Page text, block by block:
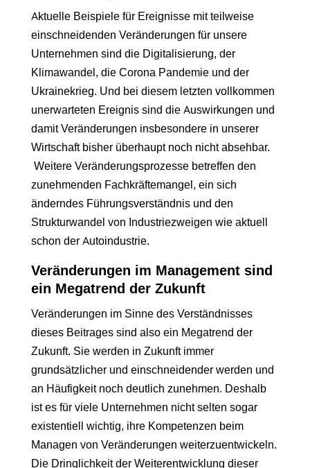
Aktuelle Beispiele für Ereignisse mit teilweise
einschneidenden Veränderungen für unsere
Unternehmen sind die Digitalisierung, der
Klimawandel, die Corona Pandemie und der
Ukrainekrieg. Und bei diesem letzten vollkommen
unerwarteten Ereignis sind die Auswirkungen und
damit Veränderungen insbesondere in unserer
Wirtschaft bisher überhaupt noch nicht absehbar.
Weitere Veränderungsprozesse betreffen den
zunehmenden Fachkräftemangel, ein sich
änderndes Führungsverständnis und den
Strukturwandel von Industriezweigen wie aktuell
schon der Autoindustrie.
Veränderungen im Management sind
ein Megatrend der Zukunft
Veränderungen im Sinne des Verständnisses
dieses Beitrages sind also ein Megatrend der
Zukunft. Sie werden in Zukunft immer
grundsätzlicher und einschneidender werden und
an Häufigkeit noch deutlich zunehmen. Deshalb
ist es für viele Unternehmen nicht selten sogar
existentiell wichtig, ihre Kompetenzen beim
Managen von Veränderungen weiterzuentwickeln.
Die Dringlichkeit der Weiterentwicklung dieser